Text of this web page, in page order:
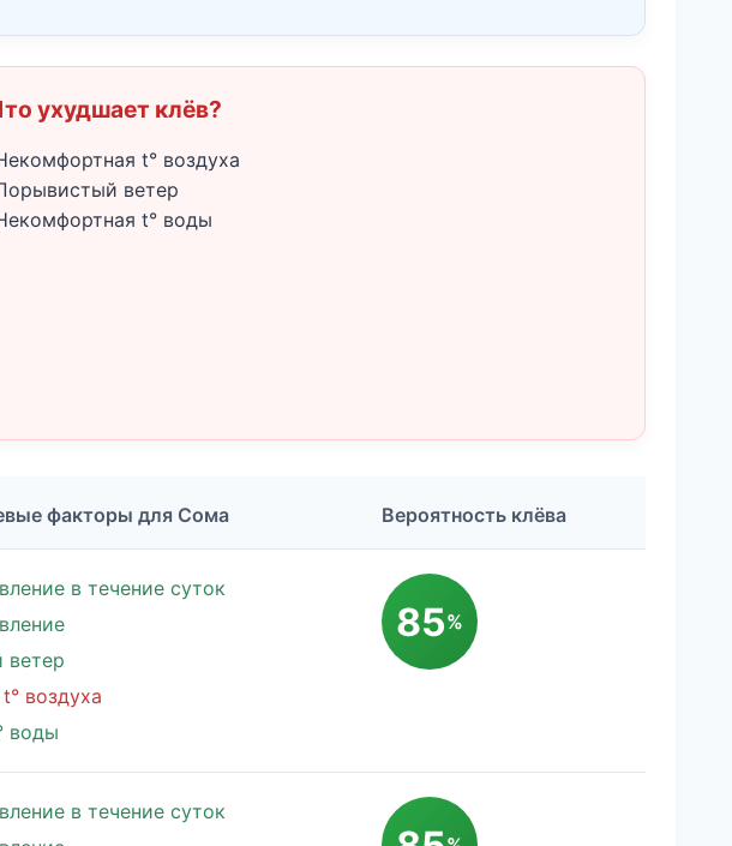
ухудшает клёв?
t° воздуха
ветер
t° воды
факторы для Сома Вероятность клёва
в течение суток
ветер
воздуха
воды
85%
в течение суток